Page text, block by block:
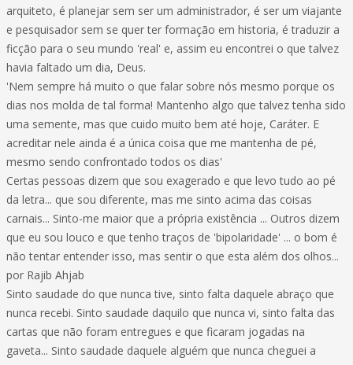
arquiteto, é planejar sem ser um administrador, é ser um viajante
e pesquisador sem se quer ter formação em historia, é traduzir a
ficção para o seu mundo 'real' e, assim eu encontrei o que talvez
havia faltado um dia, Deus.
'Nem sempre há muito o que falar sobre nós mesmo porque os
dias nos molda de tal forma! Mantenho algo que talvez tenha sido
uma semente, mas que cuido muito bem até hoje, Caráter. E
acreditar nele ainda é a única coisa que me mantenha de pé,
mesmo sendo confrontado todos os dias'
Certas pessoas dizem que sou exagerado e que levo tudo ao pé
da letra... que sou diferente, mas me sinto acima das coisas
carnais... Sinto-me maior que a própria existência ... Outros dizem
que eu sou louco e que tenho traços de 'bipolaridade' ... o bom é
não tentar entender isso, mas sentir o que esta além dos olhos...
por Rajib Ahjab
Sinto saudade do que nunca tive, sinto falta daquele abraço que
nunca recebi. Sinto saudade daquilo que nunca vi, sinto falta das
cartas que não foram entregues e que ficaram jogadas na
gaveta... Sinto saudade daquele alguém que nunca cheguei a